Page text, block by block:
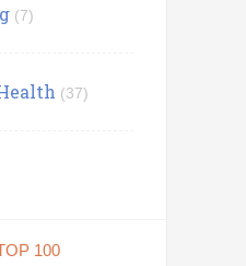
(7)
(37)
100